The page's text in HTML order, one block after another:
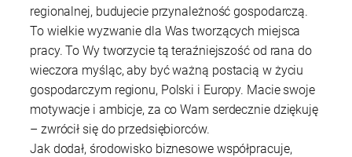
regionalnej, budujecie przynależność gospodarczą.
To wielkie wyzwanie dla Was tworzących miejsca
pracy. To Wy tworzycie tą teraźniejszość od rana do
wieczora myśląc, aby być ważną postacią w życiu
gospodarczym regionu, Polski i Europy. Macie swoje
motywacje i ambicje, za co Wam serdecznie dziękuję
– zwrócił się do przedsiębiorców.
Jak dodał, środowisko biznesowe współpracuje,